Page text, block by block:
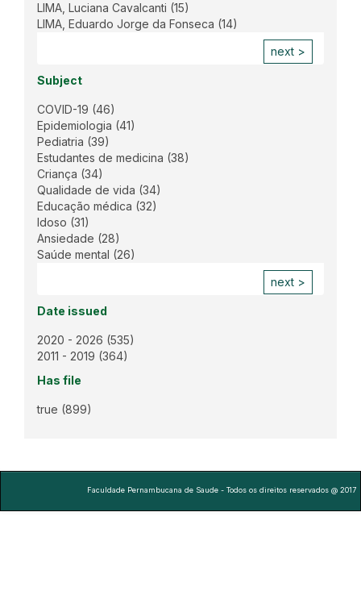
LIMA, Luciana Cavalcanti (15)
LIMA, Eduardo Jorge da Fonseca (14)
next >
Subject
COVID-19 (46)
Epidemiologia (41)
Pediatria (39)
Estudantes de medicina (38)
Criança (34)
Qualidade de vida (34)
Educação médica (32)
Idoso (31)
Ansiedade (28)
Saúde mental (26)
next >
Date issued
2020 - 2026 (535)
2011 - 2019 (364)
Has file
true (899)
Faculdade Pernambucana de Saude - Todos os direitos reservados @ 2017